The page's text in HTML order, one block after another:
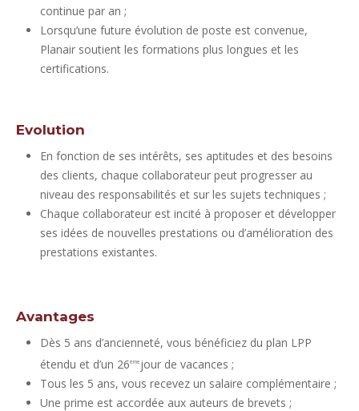
continue par an ;
Lorsqu’une future évolution de poste est convenue,
Planair soutient les formations plus longues et les
certifications.
Evolution
En fonction de ses intérêts, ses aptitudes et des besoins
des clients, chaque collaborateur peut progresser au
niveau des responsabilités et sur les sujets techniques ;
Chaque collaborateur est incité à proposer et développer
ses idées de nouvelles prestations ou d’amélioration des
prestations existantes.
Avantages
Dès 5 ans d’ancienneté, vous bénéficiez du plan LPP
étendu et d’un 26ème jour de vacances ;
Tous les 5 ans, vous recevez un salaire complémentaire ;
Une prime est accordée aux auteurs de brevets ;